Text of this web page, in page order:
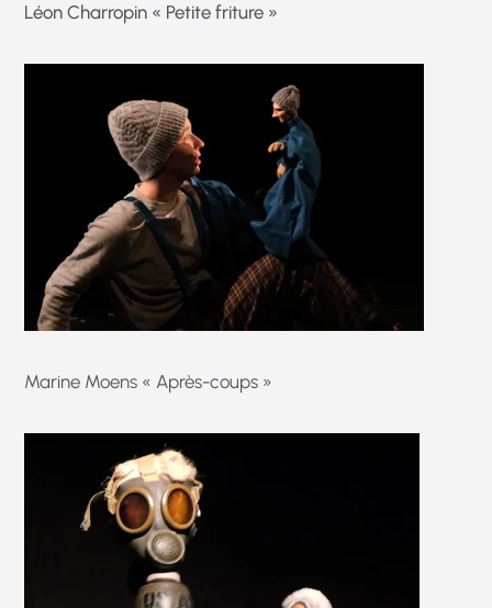
Léon Charropin « Petite friture »
Marine Moens « Après-coups »